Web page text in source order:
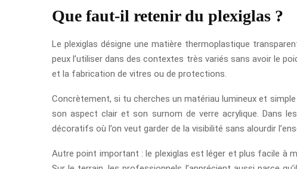
Que faut-il retenir du plexiglas ?
Le plexiglas désigne une matière thermoplastique
peux l’utiliser dans des contextes très variés sans avoir le
et la fabrication de vitres ou de protections.
Concrètement, si tu cherches un matériau lumineux et
son aspect clair et son surnom de verre acrylique. Dans
décoratifs où l’on veut garder de la visibilité sans alourdir
Autre point important : le plexiglas est léger et plus facile à